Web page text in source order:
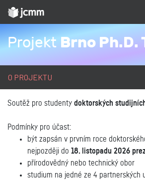
Projekt Brno Ph.D.
O PROJEKTU
Soutěž pro studenty doktorských
Podmínky pro účast:
být zapsán v prvním roce
nejpozději do 18. listopadu 2026
přírodovědný nebo technický obor
studium na jedné ze 4 partnerských